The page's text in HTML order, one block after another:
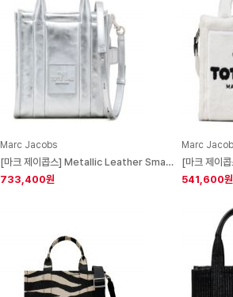
Marc Jacobs
[마크 제이콥스] Metallic Leather Small Tote Bag Silver
733,400원
Marc
541,600원